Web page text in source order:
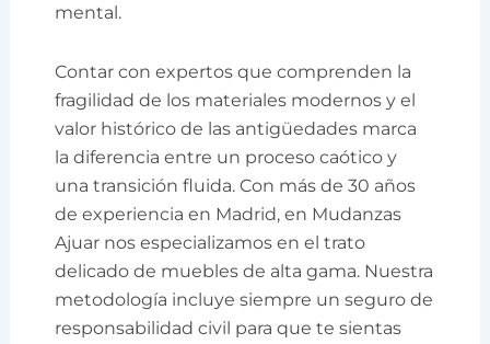
mental.
Contar con expertos que comprenden la
fragilidad de los materiales modernos y el
valor histórico de las antigüedades marca
la diferencia entre un proceso caótico y
una transición fluida. Con más de 30 años
de experiencia en Madrid, en Mudanzas
Ajuar nos especializamos en el trato
delicado de muebles de alta gama. Nuestra
metodología incluye siempre un seguro de
responsabilidad civil para que te sientas